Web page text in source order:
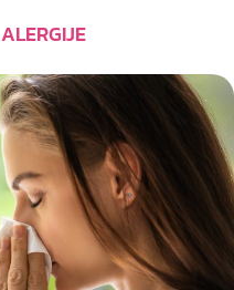
ALERGIJE